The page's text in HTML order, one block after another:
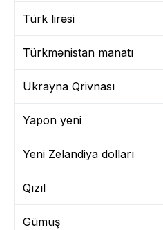
Türk lirəsi
Türkmənistan manatı
Ukrayna Qrivnası
Yapon yeni
Yeni Zelandiya dolları
Qızıl
Gümüş